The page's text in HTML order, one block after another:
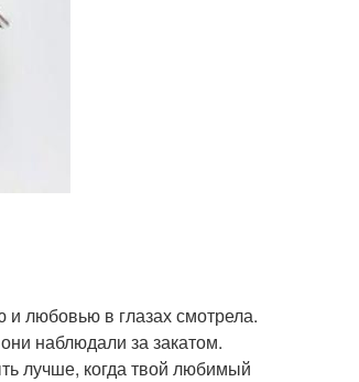
и любовью в глазах смотрела.
наблюдали за закатом.
лучше, когда твой любимый